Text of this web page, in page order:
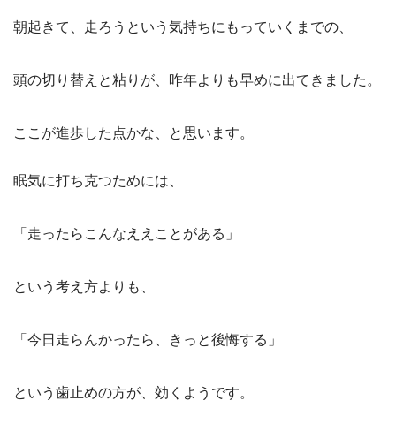
朝起きて、走ろうという気持ちにもっていくまでの、
頭の切り替えと粘りが、昨年よりも早めに出てきました。
ここが進歩した点かな、と思います。
眠気に打ち克つためには、
「走ったらこんなええことがある」
という考え方よりも、
「今日走らんかったら、きっと後悔する」
という歯止めの方が、効くようです。